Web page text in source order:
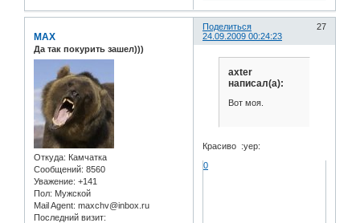
Поделиться
27
24.09.2009 00:24:23
MAX
Да так покурить зашел)))
Откуда: Камчатка
Сообщений: 8560
Уважение: +141
Пол: Мужской
Mail Agent: maxchv@inbox.ru
Последний визит:
axter
написал(а):
Вот моя.
Красиво :yep:
0